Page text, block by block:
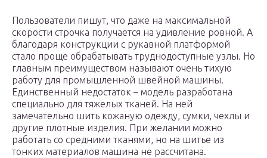
Пользователи пишут, что даже на максимальной
скорости строчка получается на удивление ровной. А
благодаря конструкции с рукавной платформой
стало проще обрабатывать труднодоступные узлы. Но
главным преимуществом называют очень тихую
работу для промышленной швейной машины.
Единственный недостаток – модель разработана
специально для тяжелых тканей. На ней
замечательно шить кожаную одежду, сумки, чехлы и
другие плотные изделия. При желании можно
работать со средними тканями, но на шитье из
тонких материалов машина не рассчитана.